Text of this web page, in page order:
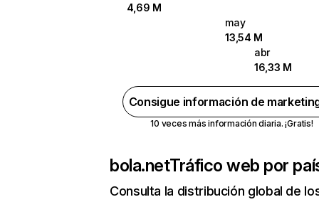
4,69 M
may
13,54 M
abr
16,33 M
Consigue información de
10 veces más información diaria. ¡Gratis!
bola.netTráfico web por
Consulta la distribución global de